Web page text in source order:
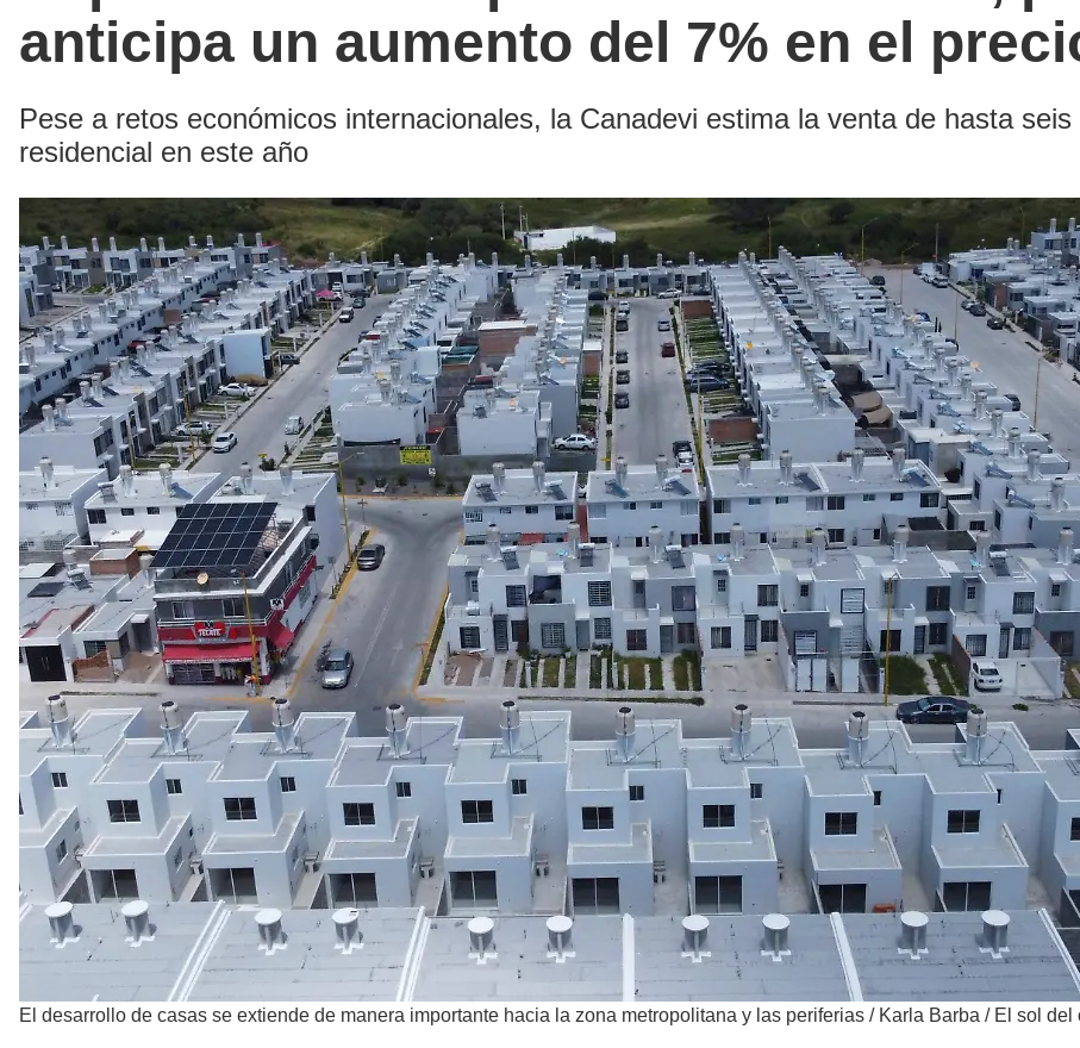
anticipa un aumento del 7% en el
Pese a retos económicos internacionales, la Canadevi estima la venta de hasta
residencial en este año
El desarrollo de casas se extiende de manera importante hacia la zona metropolitana y las periferias / Karla Barba / El sol del